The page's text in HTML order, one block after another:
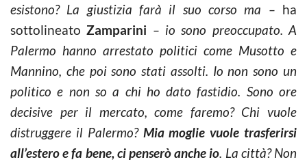
esistono? La giustizia farà il suo corso ma – ha
sottolineatoZamparini – io sono preoccupato. A
Palermo hanno arrestato politici come Musotto e
Mannino, che poi sono stati assolti. Io non sono un
politico e non so a chi ho dato fastidio. Sono ore
decisive per il mercato, come faremo? Chi vuole
distruggere il Palermo? Mia moglie vuole trasferirsi
all’estero e fa bene, ci penserò anche io. La città? Non